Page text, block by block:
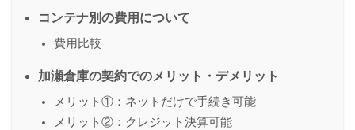
コンテナ別の費用について
費用比較
加瀬倉庫の契約でのメリット・デメリット
メリット①：ネットだけで手続き可能
メリット②：クレジット決算可能